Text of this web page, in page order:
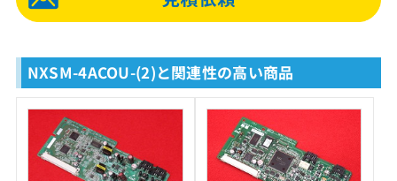
NXSM-4ACOU-(2)と関連性の高い商品